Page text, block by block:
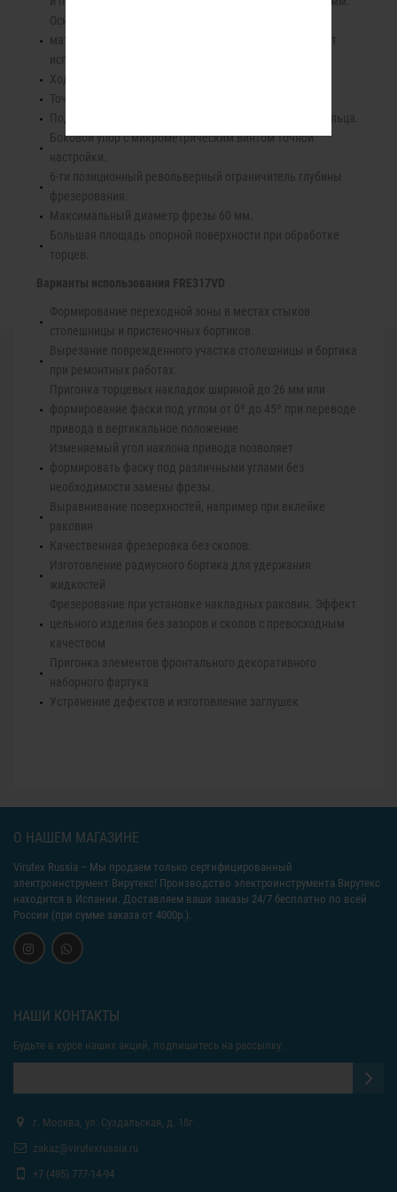
Оснащен дополнительной подошвой для работы с
материалами типа Corian®. Подошва также позволяет
использовать копировальные кольца.
Ход вертикального перемещения до 100 мм.
Точная настройка глубины фрезерования.
Подошва позволяет использовать копировальные кольца.
Боковой упор с микрометрическим винтом точной
настройки.
6-ти позиционный револьверный ограничитель глубины
фрезерования.
Максимальный диаметр фрезы 60 мм.
Большая площадь опорной поверхности при обработке
торцев.
Варианты использования FRE317VD
Формирование переходной зоны в местах стыков
столешницы и пристеночных бортиков.
Вырезание поврежденного участка столешницы и бортика
при ремонтных работах.
Пригонка торцевых накладок шириной до 26 мм или
формирование фаски под углом от 0º до 45º при переводе
привода в вертикальное положение
Изменяемый угол наклона привода позволяет
формировать фаску под различными углами без
необходимости замены фрезы.
Выравнивание поверхностей, например при вклейке
раковин
Качественная фрезеровка без сколов.
Изготовление радиусного бортика для удержания
жидкостей
Фрезерование при установке накладных раковин. Эффект
цельного изделия без зазоров и сколов с превосходным
качеством
Пригонка элементов фронтального декоративного
наборного фартука
Устранение дефектов и изготовление заглушек
О НАШЕМ МАГАЗИНЕ
Virutex Russia – Мы продаем только сертифицированный
электроинструмент Вирутекс! Производство электроинструмента Вирутекс
находится в Испании. Доставляем ваши заказы 24/7 бесплатно по всей
России (при сумме заказа от 4000р.).
НАШИ КОНТАКТЫ
Будьте в курсе наших акций, подпишитесь на рассылку:
г. Москва, ул. Суздальская, д. 18г
zakaz@virutexrussia.ru
+7 (495) 777-14-94